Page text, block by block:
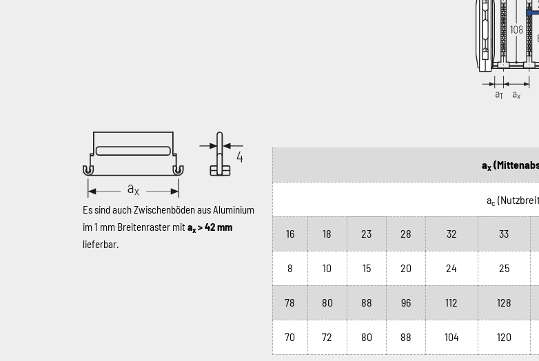
Es sind auch Zwischenböden aus Aluminium
im 1 mm Breitenraster mit ax> 42 mm
lieferbar.
ax
ac
16 18 23 28 32 33
8 10 15 20 24 25
78 80 88 96 112 128
70 72 80 88 104 120